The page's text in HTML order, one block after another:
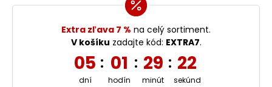
Extra zľava 7 % na celý sortiment.
V košíku zadajte kód: EXTRA7.
05
dní
: 01
hodín
: 29
minút
: 21
sekúnd